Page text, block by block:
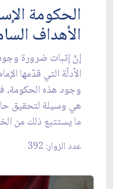
الحكومة
الأهداف
إنّ إثبات ضرورة
الأدلّة التي قدّمها
وجود هذه الحكومة،
هي وسيلة لتحقيق
ما يستتبع ذلك من
عدد الزوار: 392